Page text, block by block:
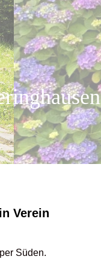
Verein
Süden.